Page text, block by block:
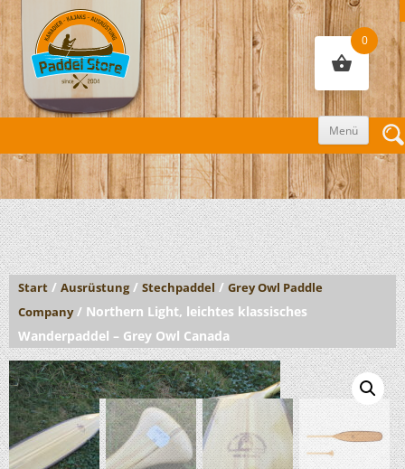
Menü
Zum
Inhalt
Start / Ausrüstung/ Stechpaddel / Grey Owl Paddle
Company/ Northern Light, leichtes klassisches
Wanderpaddel – Grey Owl Canada
0